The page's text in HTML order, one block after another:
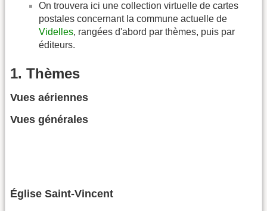
On trouvera ici une collection virtuelle de cartes
postales concernant la commune actuelle de
Videlles, rangées d'abord par thèmes, puis par
éditeurs.
1. Thèmes
Vues aériennes
Vues générales
Église Saint-Vincent